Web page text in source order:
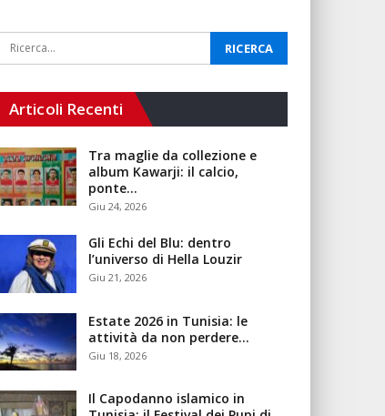
Articoli Recenti
Tra maglie da collezione e
album Kawarji: il calcio,
ponte…
Giu 24, 2026
Gli Echi del Blu: dentro
l’universo di Hella Louzir
Giu 21, 2026
Estate 2026 in Tunisia: le
attività da non perdere…
Giu 18, 2026
Il Capodanno islamico in